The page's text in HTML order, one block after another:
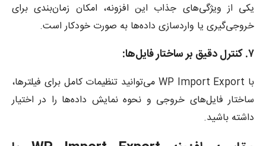
یکی از ویژگی‌های جذاب این افزونه، امکان زمان‌بندی برای
خروجی‌گیری یا واردسازی داده‌ها به صورت خودکار است.
۷. کنترل دقیق بر ساختار فایل‌ها:
با WP Import Export می‌توانید تنظیمات کامل برای فیلترها،
ساختار فایل‌های خروجی و نحوه نمایش داده‌ها را در اختیار
داشته باشید.